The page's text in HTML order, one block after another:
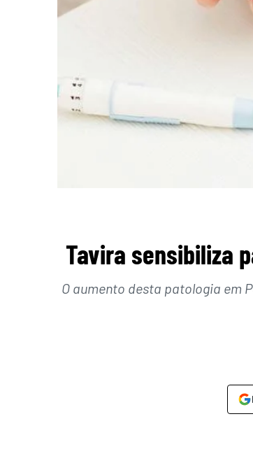
Tavira sensibiliza
O aumento desta patologia em